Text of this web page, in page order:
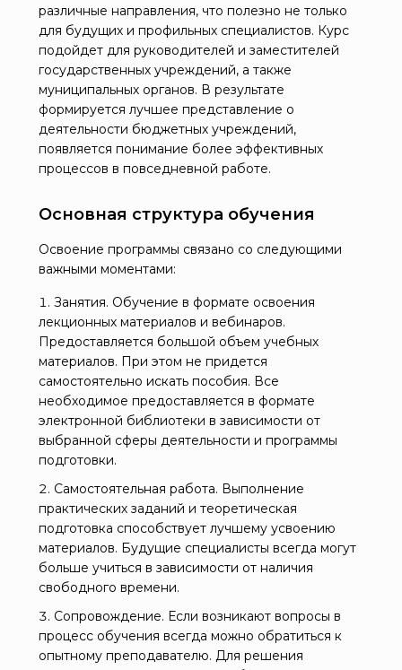
различные направления, что полезно не только
для будущих и профильных специалистов. Курс
подойдет для руководителей и заместителей
государственных учреждений, а также
муниципальных органов. В результате
формируется лучшее представление о
деятельности бюджетных учреждений,
появляется понимание более эффективных
процессов в повседневной работе.
Основная структура обучения
Освоение программы связано со следующими
важными моментами:
Занятия. Обучение в формате освоения
лекционных материалов и вебинаров.
Предоставляется большой объем учебных
материалов. При этом не придется
самостоятельно искать пособия. Все
необходимое предоставляется в формате
электронной библиотеки в зависимости от
выбранной сферы деятельности и программы
подготовки.
Самостоятельная работа. Выполнение
практических заданий и теоретическая
подготовка способствует лучшему усвоению
материалов. Будущие специалисты всегда могут
больше учиться в зависимости от наличия
свободного времени.
Сопровождение. Если возникают вопросы в
процесс обучения всегда можно обратиться к
опытному преподавателю. Для решения